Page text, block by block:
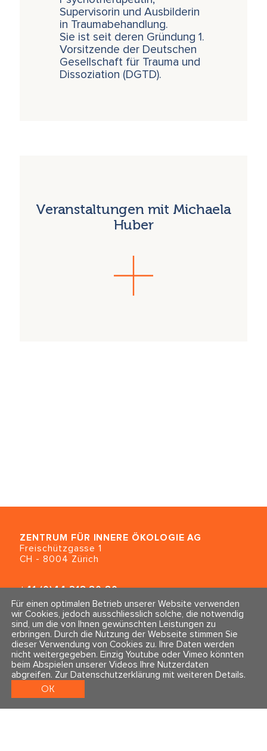
Supervisorin und Ausbilderin
in Traumabehandlung.
Sie ist seit deren Gründung 1.
Vorsitzende der Deutschen
Gesellschaft für Trauma und
Dissoziation (DGTD).
Veranstaltungen mit Michaela
Huber
ZENTRUM FÜR INNERE ÖKOLOGIE AG
Freischützgasse 1
CH - 8004 Zürich
+41 (0)44 218 80 80
info@traumahealing.ch
info@polarity.se
Kontakt & Info
Newsletter
Impressum & Datenschutz
AGBs
Folge uns
Für einen optimalen Betrieb unserer Website verwenden
wir Cookies, jedoch ausschliesslich solche, die notwendig
sind, um die von Ihnen gewünschten Leistungen zu
erbringen. Durch die Nutzung der Webseite stimmen Sie
dieser Verwendung von Cookies zu. Ihre Daten werden
nicht weitergegeben. Einzig Youtube oder Vimeo könnten
beim Abspielen unserer Videos Ihre Nutzerdaten
abgreifen. Zur Datenschutzerklärung mit weiteren Details.
OK